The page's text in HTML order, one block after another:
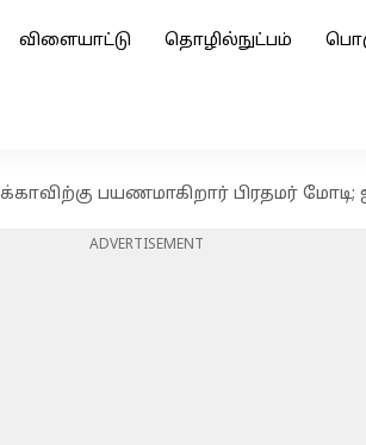
விளையாட்டு தொழில்நுட்பம்
பயணமாகிறார் பிரதமர்
ADVERTISEMENT